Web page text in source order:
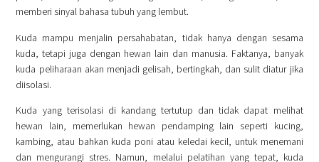
memberi sinyal bahasa tubuh yang lembut.
Kuda mampu menjalin persahabatan, tidak hanya dengan sesama
kuda, tetapi juga dengan hewan lain dan manusia. Faktanya, banyak
kuda peliharaan akan menjadi gelisah, bertingkah, dan sulit diatur jika
diisolasi.
Kuda yang terisolasi di kandang tertutup dan tidak dapat melihat
hewan lain, memerlukan hewan pendamping lain seperti kucing,
kambing, atau bahkan kuda poni atau keledai kecil, untuk menemani
dan mengurangi stres. Namun, melalui pelatihan yang tepat, kuda